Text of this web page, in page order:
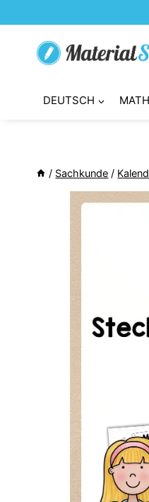
Inhalt
springen
DEUTSCH
/ Sachkunde /